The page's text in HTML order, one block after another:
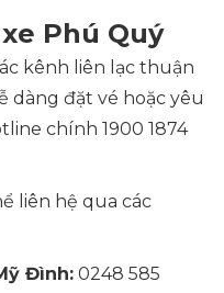
Phú Quý
kênh liên lạc thuận
dàng đặt vé hoặc yêu
chính 1900 1874
liên hệ qua các
Đình: 0248 585